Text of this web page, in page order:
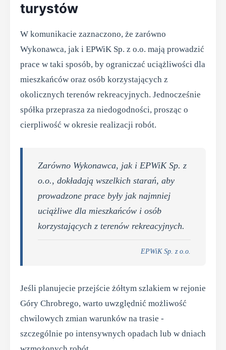
turystów
W komunikacie zaznaczono, że zarówno
Wykonawca, jak i EPWiK Sp. z o.o. mają prowadzić
prace w taki sposób, by ograniczać uciążliwości dla
mieszkańców oraz osób korzystających z
okolicznych terenów rekreacyjnych. Jednocześnie
spółka przeprasza za niedogodności, prosząc o
cierpliwość w okresie realizacji robót.
Zarówno Wykonawca, jak i EPWiK Sp. z
o.o., dokładają wszelkich starań, aby
prowadzone prace były jak najmniej
uciążliwe dla mieszkańców i osób
korzystających z terenów rekreacyjnych.
EPWiK Sp. z o.o.
Jeśli planujecie przejście żółtym szlakiem w rejonie
Góry Chrobrego, warto uwzględnić możliwość
chwilowych zmian warunków na trasie -
szczególnie po intensywnych opadach lub w dniach